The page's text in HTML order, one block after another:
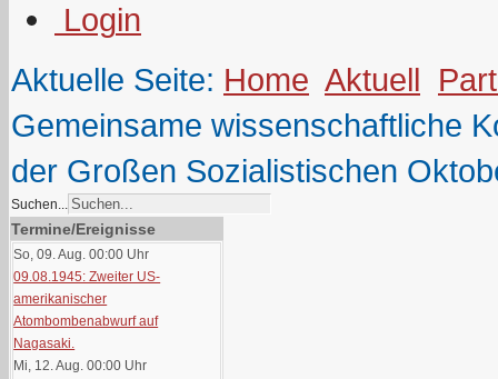
Aktuelle Seite: Home Aktuell
Gemeinsame wissenschaftliche
der Großen Sozialistischen
Suchen...
Termine/Ereignisse
So, 09. Aug. 00:00 Uhr
09.08.1945: Zweiter US-
amerikanischer
Atombombenabwurf auf
Nagasaki.
Mi, 12. Aug. 00:00 Uhr